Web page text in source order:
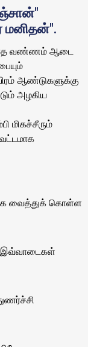
மனிதன்".
வண்ணம் ஆடை
ஆண்டுகளுக்கு
அழகிய
மிகச்சீரும்
வைத்துக் கொள்ள
இவ்வாடைகள்